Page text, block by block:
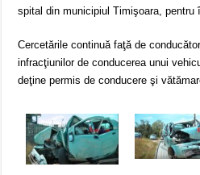
spital din municipiul Timişoara, pentru
Cercetările continuă faţă de
infracţiunilor de conducerea unui
deţine permis de conducere şi